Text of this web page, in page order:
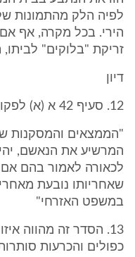
לפיה הלק מהתמונות
הירי. בכל מקרה, אף אם
זריקת "בלוקים"
דיון
12. סעיף 42 א (א) לפקודת הראיות קובע:
"הממצאים והמסקנות
המרשיע את הנאשם,
לכאורה לאמור בהם אם
שאחריותו נובעת
במשפט האזרחי"
13. הסדר זה מהווה
כפולים והכרעות